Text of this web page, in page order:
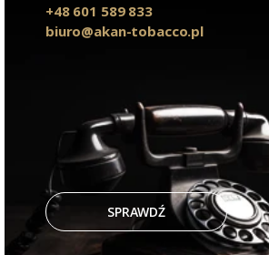
+48 601 589 833
biuro@akan-tobacco.pl
SPRAWDŹ